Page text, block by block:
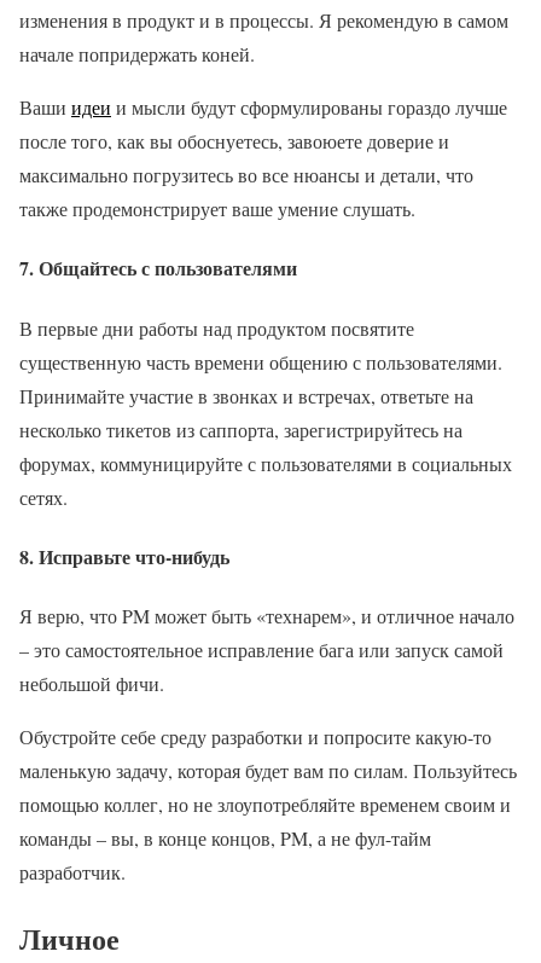
изменения в продукт и в процессы. Я рекомендую в самом
начале попридержать коней.
Ваши идеи и мысли будут сформулированы гораздо лучше
после того, как вы обоснуетесь, завоюете доверие и
максимально погрузитесь во все нюансы и детали, что
также продемонстрирует ваше умение слушать.
7. Общайтесь с пользователями
В первые дни работы над продуктом посвятите
существенную часть времени общению с пользователями.
Принимайте участие в звонках и встречах, ответьте на
несколько тикетов из саппорта, зарегистрируйтесь на
форумах, коммуницируйте с пользователями в социальных
сетях.
8. Исправьте что-нибудь
Я верю, что PM может быть «технарем», и отличное начало
– это самостоятельное исправление бага или запуск самой
небольшой фичи.
Обустройте себе среду разработки и попросите какую-то
маленькую задачу, которая будет вам по силам. Пользуйтесь
помощью коллег, но не злоупотребляйте временем своим и
команды – вы, в конце концов, PM, а не фул-тайм
разработчик.
Личное